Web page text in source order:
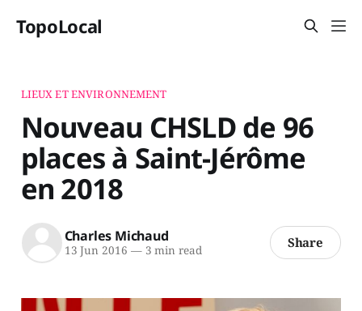
TopoLocal
LIEUX ET ENVIRONNEMENT
Nouveau CHSLD de 96
places à Saint-Jérôme
en 2018
Charles Michaud
13 Jun 2016 —3 min read Share